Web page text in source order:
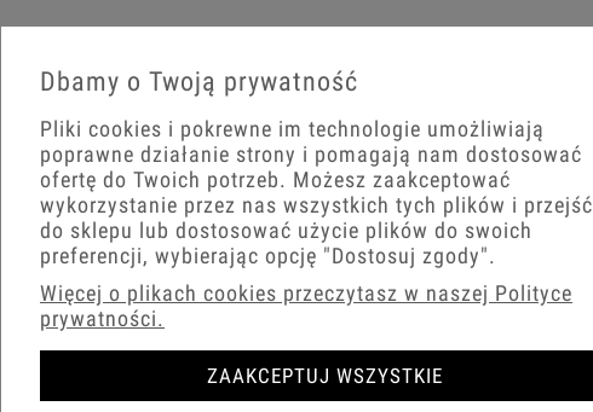
Dbamy o Twoją prywatność
Pliki cookies i pokrewne im technologie umożliwiają
poprawne działanie strony i pomagają nam dostosować
ofertę do Twoich potrzeb. Możesz zaakceptować
wykorzystanie przez nas wszystkich tych plików i przejść
do sklepu lub dostosować użycie plików do swoich
preferencji, wybierając opcję "Dostosuj zgody".
Więcej o plikach cookies przeczytasz w naszej Polityce
prywatności.
ZAAKCEPTUJ WSZYSTKIE